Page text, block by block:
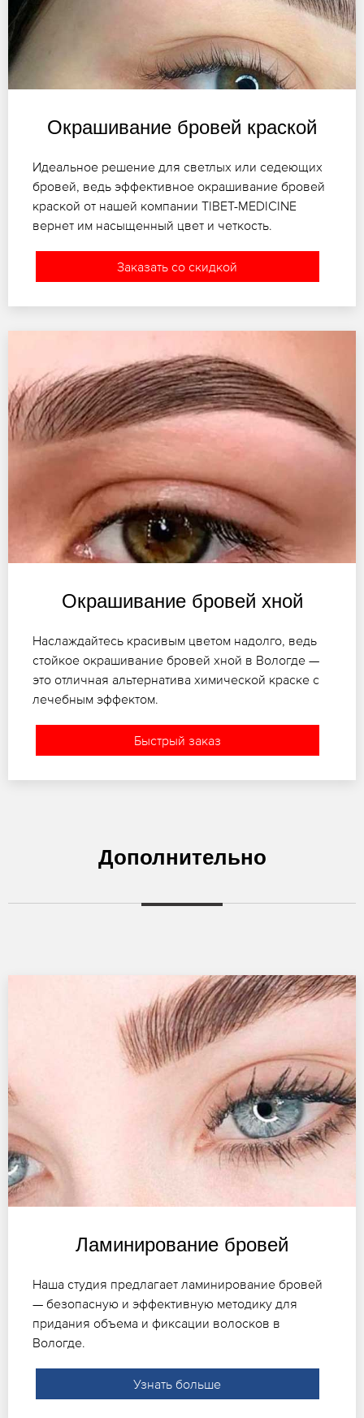
Окрашивание бровей краской
Идеальное решение для светлых или седеющих
бровей, ведь эффективное окрашивание бровей
краской от нашей компании TIBET-MEDICINE
вернет им насыщенный цвет и четкость.
Заказать со скидкой
Окрашивание бровей хной
Наслаждайтесь красивым цветом надолго, ведь
стойкое окрашивание бровей хной в Вологде —
это отличная альтернатива химической краске с
лечебным эффектом.
Быстрый заказ
Дополнительно
Ламинирование бровей
Наша студия предлагает ламинирование бровей
— безопасную и эффективную методику для
придания объема и фиксации волосков в
Вологде.
Узнать больше